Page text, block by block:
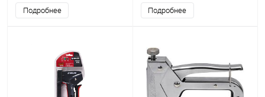
Подробнее Подробнее